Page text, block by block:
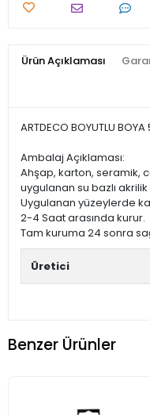
Ürün Açıklaması
ARTDECO BOYUTLU BOYA
Ambalaj Açıklaması:
Ahşap, karton, seramik,
uygulanan su bazlı akrilik
Uygulanan yüzeylerde
2-4 Saat arasında kurur.
Tam kuruma 24 sonra
Üretici
Benzer Ürünler